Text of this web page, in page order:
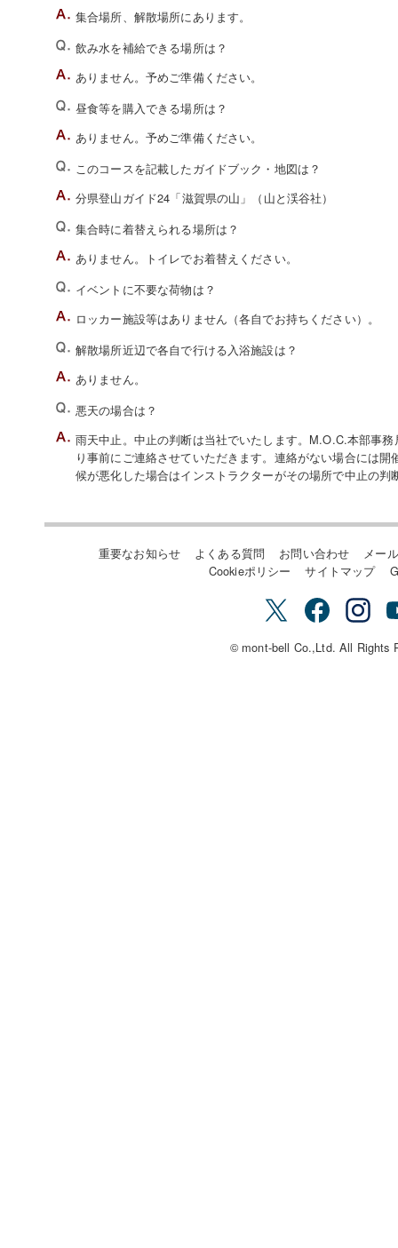
集合場所、解散場所にあります。
飲み水を補給できる場所は？
ありません。予めご準備ください。
昼食等を購入できる場所は？
ありません。予めご準備ください。
このコースを記載したガイドブック・地図は？
分県登山ガイド24「滋賀県の山」（山と渓谷社）
集合時に着替えられる場所は？
ありません。トイレでお着替えください。
イベントに不要な荷物は？
ロッカー施設等はありません（各自でお持ちください）。
解散場所近辺で各自で行ける入浴施設は？
ありません。
悪天の場合は？
雨天中止。中止の判断は当社でいたします。M.O.C.本部事
り事前にご連絡させていただきます。連絡がない場合には
候が悪化した場合はインストラクターがその場所で中止の
重要なお知らせ よくある質問 お問い合わせ
メー
Cookieポリシー
サイトマップ
© mont-bell Co.,Ltd. All Rights